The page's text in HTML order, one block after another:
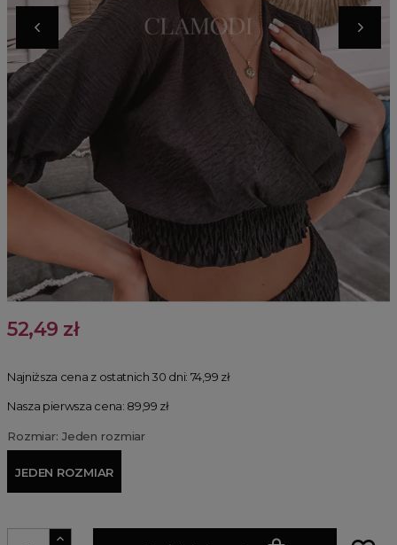
52,49 zł
Najniższa cena z ostatnich 30 dni: 74,99 zł
Nasza pierwsza cena: 89,99 zł
Rozmiar: Jeden rozmiar
JEDEN ROZMIAR